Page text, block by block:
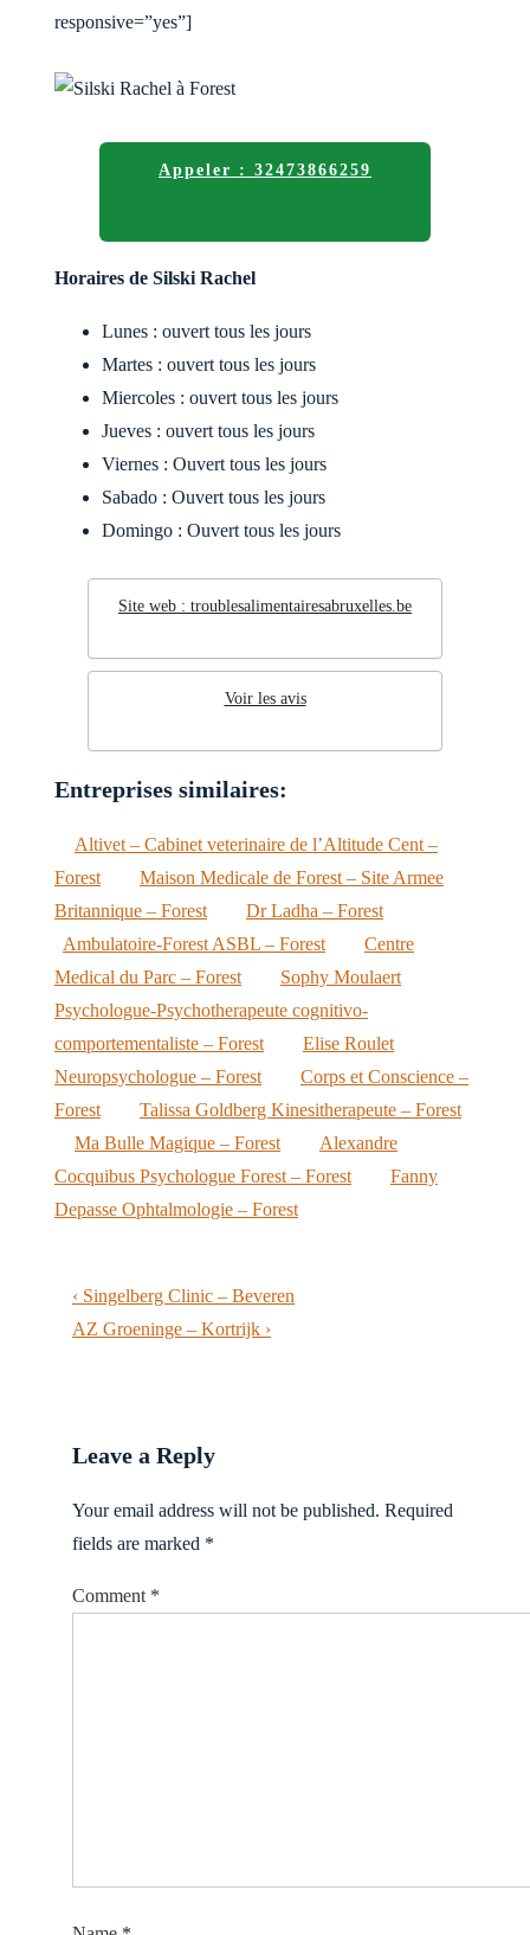
responsive=”yes”]
Appeler : 32473866259
Horaires de Silski Rachel
Lunes : ouvert tous les jours
Martes : ouvert tous les jours
Miercoles : ouvert tous les jours
Jueves : ouvert tous les jours
Viernes : Ouvert tous les jours
Sabado : Ouvert tous les jours
Domingo : Ouvert tous les jours
Site web : troublesalimentairesabruxelles.be
Voir les avis
Entreprises similaires:
Altivet – Cabinet veterinaire de l’Altitude Cent –
Forest
Maison Medicale de Forest – Site Armee
Britannique – Forest
Dr Ladha – Forest
Ambulatoire-Forest ASBL – Forest
Centre
Medical du Parc – Forest
Sophy Moulaert
Psychologue-Psychotherapeute cognitivo-
comportementaliste – Forest
Elise Roulet
Neuropsychologue – Forest
Corps et Conscience –
Forest
Talissa Goldberg Kinesitherapeute – Forest
Ma Bulle Magique – Forest
Alexandre
Cocquibus Psychologue Forest – Forest
Fanny
Depasse Ophtalmologie – Forest
Post
navigation
Previous
Post
‹ Singelberg Clinic – Beveren
Next
AZ Groeninge – Kortrijk ›
Leave a Reply
Your email address will not be published. Required
fields are marked *
Comment *